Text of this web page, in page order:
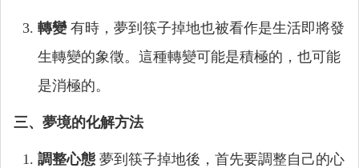
轉變有時，夢到筷子掉地也被看作是生活即將發
生轉變的象徵。這種轉變可能是積極的，也可能
是消極的。
三、夢境的化解方法
調整心態 夢到筷子掉地後，首先要調整自己的心